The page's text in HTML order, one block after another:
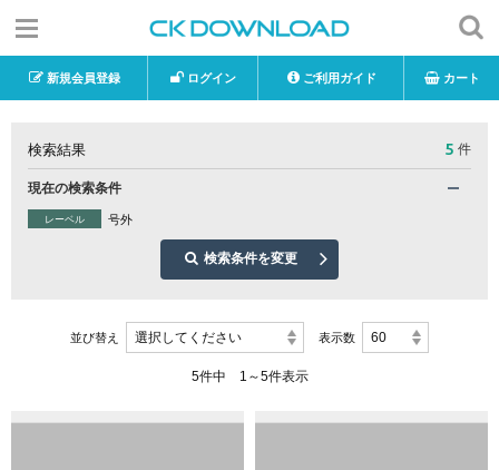
新規会員登録 ログイン ご利用ガイド カート
検索結果 5 件
現在の検索条件
レーベル 号外
検索条件を変更
並び替え 選択してください 表示数 60
5件中 1～5件表示